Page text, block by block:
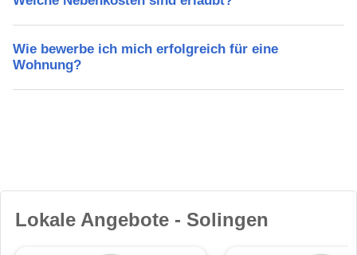
Wie bewerbe ich mich erfolgreich für eine
Wohnung?
Lokale Angebote - Solingen